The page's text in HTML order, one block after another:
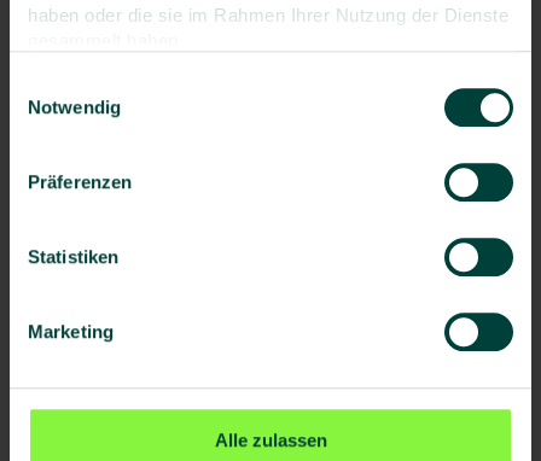
haben oder die sie im Rahmen Ihrer Nutzung der Dienste
Notwendig
Präferenzen
Statistiken
Marketing
Alle zulassen
Seminarmanagerin Seminare